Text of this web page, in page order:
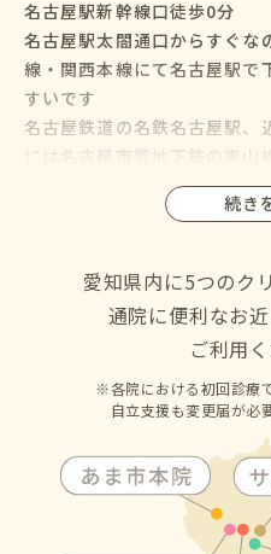
名古屋駅新幹線口徒歩0分
名古屋駅太閤通口からすぐな
線・関西本線にて名古屋駅で
すいです
名古屋鉄道の名鉄名古屋駅、
には名古屋市営地下鉄の東山
鉄バス・名古屋市営バスも名
名古屋市の千種区・東区・北
区・名東区・天白区にお住い
続き
愛知県内に5つのク
通院に便利なお
ご利用
各院における初回診療
自立支援も変更届が必